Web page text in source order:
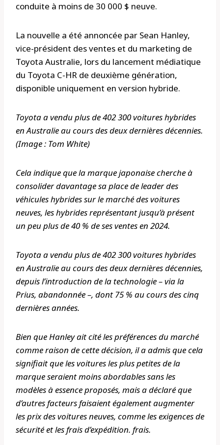
conduite à moins de 30 000 $ neuve.
La nouvelle a été annoncée par Sean Hanley,
vice-président des ventes et du marketing de
Toyota Australie, lors du lancement médiatique
du Toyota C-HR de deuxième génération,
disponible uniquement en version hybride.
Toyota a vendu plus de 402 300 voitures hybrides
en Australie au cours des deux dernières décennies.
(Image : Tom White)
Cela indique que la marque japonaise cherche à
consolider davantage sa place de leader des
véhicules hybrides sur le marché des voitures
neuves, les hybrides représentant jusqu’à présent
un peu plus de 40 % de ses ventes en 2024.
Toyota a vendu plus de 402 300 voitures hybrides
en Australie au cours des deux dernières décennies,
depuis l’introduction de la technologie – via la
Prius, abandonnée –, dont 75 % au cours des cinq
dernières années.
Bien que Hanley ait cité les préférences du marché
comme raison de cette décision, il a admis que cela
signifiait que les voitures les plus petites de la
marque seraient moins abordables sans les
modèles à essence proposés, mais a déclaré que
d’autres facteurs faisaient également augmenter
les prix des voitures neuves, comme les exigences de
sécurité et les frais d’expédition. frais.